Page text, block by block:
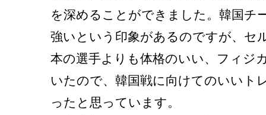
を深めることができました。韓国チ
強いという印象があるのですが、セ
本の選手よりも体格のいい、フィジ
いたので、韓国戦に向けてのいいト
ったと思っています。